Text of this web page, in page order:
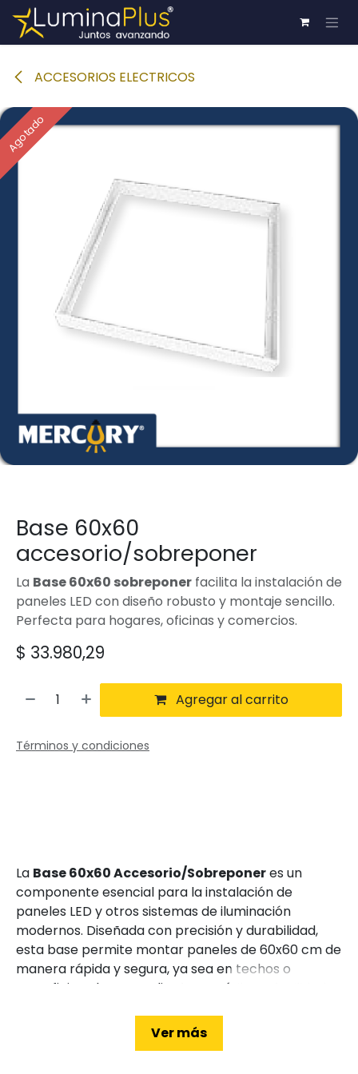
Ir al contenido
ACCESORIOS ELECTRICOS
Agotado
Base 60x60
accesorio/sobreponer
La Base 60x60 sobreponer facilita la instalación de
paneles LED con diseño robusto y montaje sencillo.
Perfecta para hogares, oficinas y comercios.
$ 33.980,29
Agregar al carrito
Términos y condiciones
La Base 60x60 Accesorio/Sobreponeres un
componente esencial para la instalación de
paneles LED y otros sistemas de iluminación
modernos. Diseñada con precisión y durabilidad,
esta base permite montar paneles de 60x60 cm de
manera rápida y segura, ya sea en techos o
superficies planas. Su diseño versátil y su facilidad
para proyectos de iluminación en hogares, oficinas
Ver más